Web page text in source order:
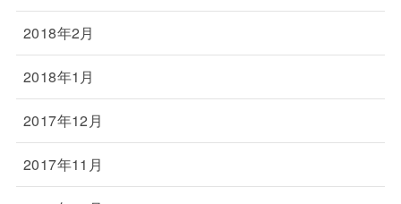
2018年2月
2018年1月
2017年12月
2017年11月